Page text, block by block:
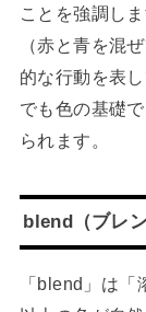
ことを強調し
（赤と青を混
的な行動を表
でも色の基礎
られます。
blend（ブレン
「blend」は